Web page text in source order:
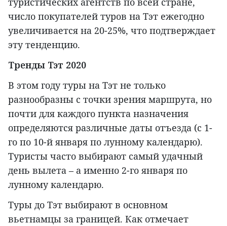
число покупателей туров на Тэт ежегодно
увеличивается на 20-25%, что подтверждает
эту тенденцию.
Тренды Тэт 2020
В этом году туры на Тэт не только
разнообразны с точки зрения маршрута, но
почти для каждого пункта назначения
определяются различные даты отъезда (с 1-
го по 10-й января по лунному календарю).
Туристы часто выбирают самый удачный
день вылета – а именно 2-го января по
лунному календарю.
Туры до Тэт выбирают в основном
вьетнамцы за границей. Как отмечает